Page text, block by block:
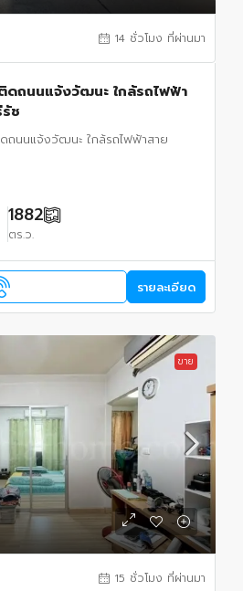
14 ชั่วโมง ที่ผ่านมา
ดถนนแจ้งวัฒนะ ใกล้รถไฟฟ้า
ช
ถนนแจ้งวัฒนะ ใกล้รถไฟฟ้าสาย
1882
ตร.ว.
รายละเอียด
ขาย
15 ชั่วโมง ที่ผ่านมา